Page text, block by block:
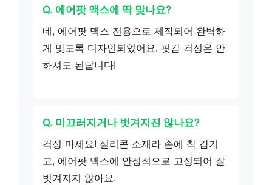
Q. 에어팟 맥스에 딱 맞나요?
네, 에어팟 맥스 전용으로 제작되어 완벽하
게 맞도록 디자인되었어요. 핏감 걱정은 안
하셔도 된답니다!
Q. 미끄러지거나 벗겨지진 않나요?
걱정 마세요! 실리콘 소재라 손에 착 감기
고, 에어팟 맥스에 안정적으로 고정되어 잘
벗겨지지 않아요.